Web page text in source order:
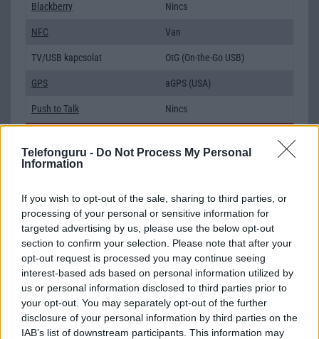
Telefonguru - Do Not Process My Personal
Information
If you wish to opt-out of the sale, sharing to third parties, or
processing of your personal or sensitive information for
targeted advertising by us, please use the below opt-out
section to confirm your selection. Please note that after your
opt-out request is processed you may continue seeing
interest-based ads based on personal information utilized by
us or personal information disclosed to third parties prior to
your opt-out. You may separately opt-out of the further
disclosure of your personal information by third parties on the
IAB’s list of downstream participants. This information may
Blackberry Nincs
NFC Van
TV/USB kapcsolat OtG (On-the-Go USB)
GPS aGPS (USA)
Push to Talk Nincs
Típus
Cserélhetőség
Beszélgetési idő h /
Gyorstöltés
Gyorstöltésre alkalmas
ALKALMAZÁSOK ÉS ÉRZÉKELŐK
Java Nincs
Ujjlenyomat olvasó Fingerprint sensor